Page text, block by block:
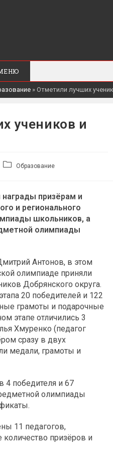
» Отметили лучших
учеников и
РубрикаОбразование
призёрам и
и регионального
школьников, а
олимпиады
Антонов, в этом
олимпиаде приняли
Добрянского округа.
20 победителей и 122
грамоты и подарочные
этапе отличились 3
Хмуренко (педагог
сразу в двух
медали, грамоты и
победителя и 67
олимпиады
11 педагогов,
призёров и